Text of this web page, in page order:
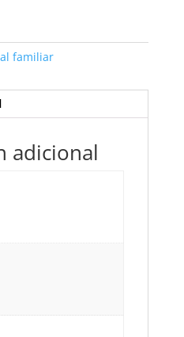
familiar
adicional